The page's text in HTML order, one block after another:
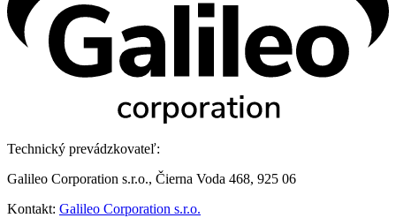
Technický prevádzkovateľ:
Galileo Corporation s.r.o., Čierna Voda 468, 925 06
Kontakt: Galileo Corporation s.r.o.